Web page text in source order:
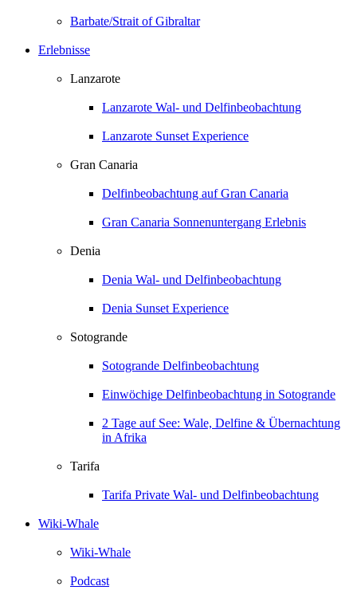
Barbate/Strait of Gibraltar
Erlebnisse
Lanzarote
Lanzarote Wal- und Delfinbeobachtung
Lanzarote Sunset Experience
Gran Canaria
Delfinbeobachtung auf Gran Canaria
Gran Canaria Sonnenuntergang Erlebnis
Denia
Denia Wal- und Delfinbeobachtung
Denia Sunset Experience
Sotogrande
Sotogrande Delfinbeobachtung
Einwöchige Delfinbeobachtung in Sotogrande
2 Tage auf See: Wale, Delfine & Übernachtung
in Afrika
Tarifa
Tarifa Private Wal- und Delfinbeobachtung
Wiki-Whale
Wiki-Whale
Podcast